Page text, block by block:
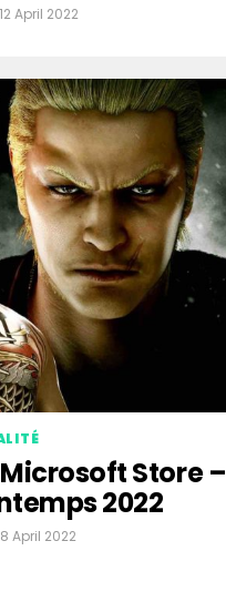
12 April 2022
Store –
2022
8 April 2022